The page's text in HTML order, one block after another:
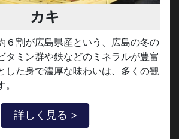
カキ
６割が広島県産という、広島の冬の
タミン群や鉄などのミネラルが豊富
した身で濃厚な味わいは、多くの観
詳しく見る >